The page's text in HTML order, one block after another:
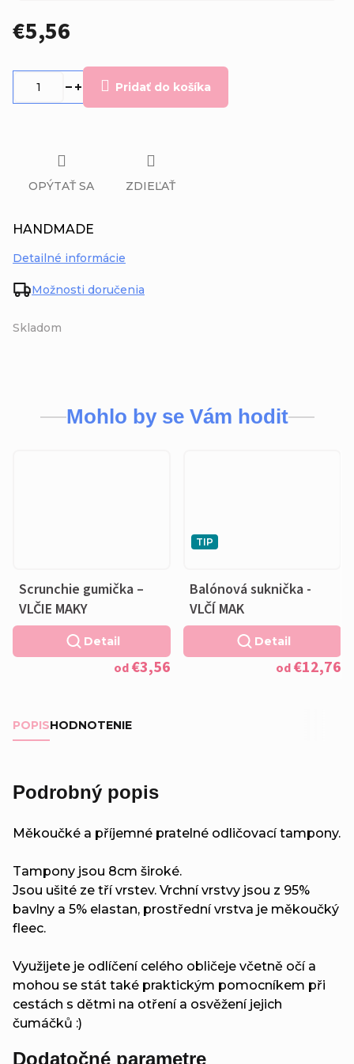
€5,56
Skladom
Možnosti doručenia
Pridať do košíka
HANDMADE
Detailné informácie
OPÝTAŤ SA ZDIEĽAŤ
Mohlo by se Vám hodit
Scrunchie gumička –
VLČIE MAKY
od€3,56
Detail
TIP
Balónová suknička -
VLČÍ MAK
od€12,76
Detail
POPISHODNOTENIE
Podrobný popis
Měkoučké a příjemné pratelné odličovací tampony.
Tampony jsou 8cm široké.
Jsou ušité ze tří vrstev. Vrchní vrstvy jsou z 95%
bavlny a 5% elastan, prostřední vrstva je měkoučký
fleec.
Využijete je odlíčení celého obličeje včetně očí a
mohou se stát také praktickým pomocníkem při
cestách s dětmi na otření a osvěžení jejich
čumáčků :)
Dodatočné parametre